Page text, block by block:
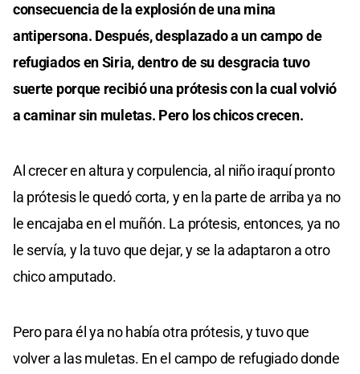
consecuencia de la explosión de una mina
antipersona. Después, desplazado a un campo de
refugiados en Siria, dentro de su desgracia tuvo
suerte porque recibió una prótesis con la cual volvió
a caminar sin muletas. Pero los chicos crecen.
Al crecer en altura y corpulencia, al niño iraquí pronto
la prótesis le quedó corta, y en la parte de arriba ya no
le encajaba en el muñón. La prótesis, entonces, ya no
le servía, y la tuvo que dejar, y se la adaptaron a otro
chico amputado.
Pero para él ya no había otra prótesis, y tuvo que
volver a las muletas. En el campo de refugiado donde